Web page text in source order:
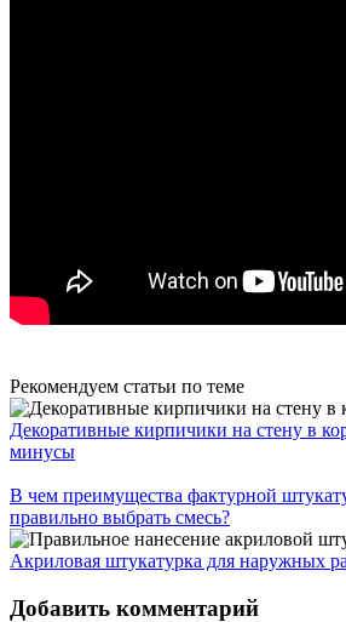
Рекомендуем статьи по теме
Декоративные кирпичики на стену в
минусы
В чем преимущества фактурной
правильно выбрать смесь?
Акриловая штукатурка для наружных
Добавить комментарий